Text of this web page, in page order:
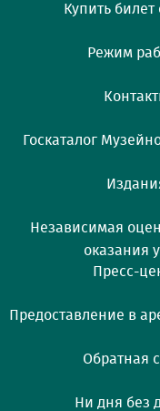
Купить
Режим
Госкаталог
Независимая
оказания
Пресс-
Предоставление в
Обратная
Ни дня без